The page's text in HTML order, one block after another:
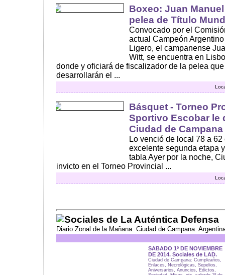
Boxeo: Juan
pelea de Título
Convocado por el
actual Campeón
Ligero, el campanense
Witt, se encuentra en
donde y oficiará de fiscalizador de la pelea
desarrollarán el ...
Básquet - Torneo
Sportivo Escobar le
Ciudad de Campana
Lo venció de local 78 a
excelente segunda etapa
tabla Ayer por la noche,
invicto en el Torneo Provincial ...
Sociales de La Auténtica Defensa
Diario Zonal de la Mañana. Ciudad de Campana.
SABADO 1º DE NOVIEMBRE
DE 2014. Sociales de LAD.
Ciudad de Campana: Cumpleaños,
Enlaces, Necrológicas, Sepelios,
Aniversarios, Anuncios, Edictos,